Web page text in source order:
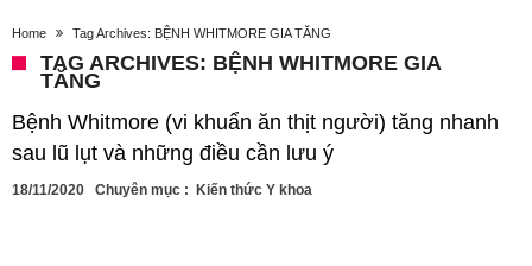
Home Tag Archives: BỆNH WHITMORE GIA TĂNG
TAG ARCHIVES: BỆNH WHITMORE GIA
TĂNG
Bệnh Whitmore (vi khuẩn ăn thịt người) tăng nhanh
sau lũ lụt và những điều cần lưu ý
18/11/2020 Chuyên mục : Kiến thức Y khoa